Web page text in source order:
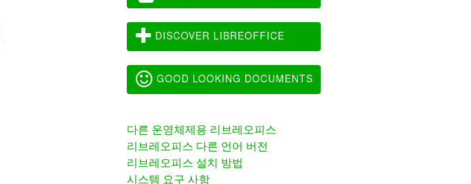
DISCOVER LIBREOFFICE
GOOD LOOKING DOCUMENTS
다른 운영체제용 리브레오피스
리브레오피스 다른 언어 버전
리브레오피스 설치 방법
시스템 요구 사항